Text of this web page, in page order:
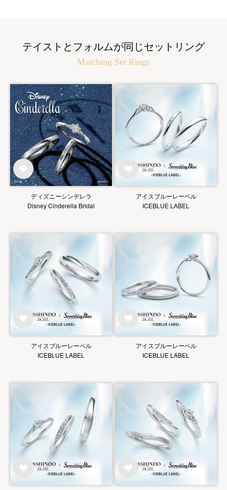
テイストとフォルムが同じセットリング
Matching Set Rings
ディズニーシンデレラ
Disney Cinderella Bridal
アイスブルーレーベル
ICEBLUE LABEL
アイスブルーレーベル
ICEBLUE LABEL
アイスブルーレーベル
ICEBLUE LABEL